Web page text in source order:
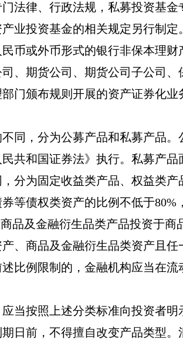
法律、行政法规，私募投资基
业投资基金的相关规定另行制定。
币或外币形式的银行非保本理
、期货公司、期货公司子公司
门颁布规则开展的资产证券化
同，分为公募产品和私募产品
共和国证券法》执行。私募产品
分为固定收益类产品、权益类
等债权类资产的比例不低于80%
商品及金融衍生品类产品投资于
、商品及金融衍生品类资产且
比例限制的，金融机构应当在
当按照上述分类标准向投资者
日前，不得擅自改变产品类型